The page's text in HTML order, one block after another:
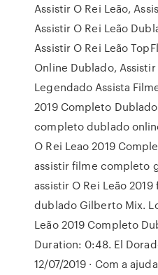
Assistir O Rei Leão,
Assistir O Rei Leão
Assistir O Rei Leão
Online Dublado,
Legendado Assista
2019 Completo
completo dublado
O Rei Leao 2019
assistir filme completo
assistir O Rei Leão
dublado Gilberto Mix.
Leão 2019 Completo
Duration: 0:48. El
12/07/2019 · Com a